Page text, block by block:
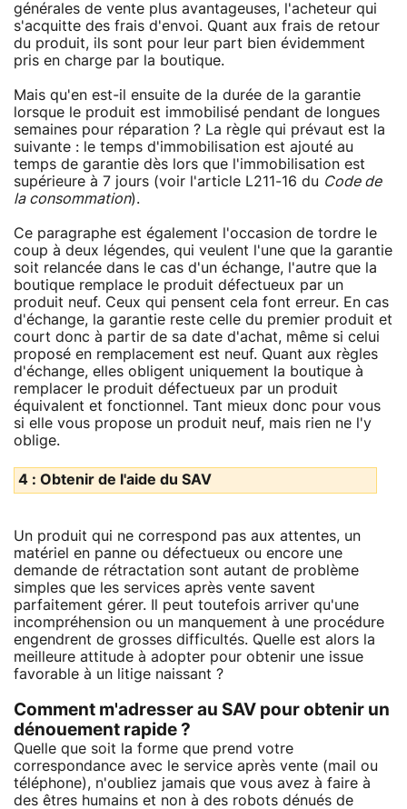
générales de vente plus avantageuses, l'acheteur qui
s'acquitte des frais d'envoi. Quant aux frais de retour
du produit, ils sont pour leur part bien évidemment
pris en charge par la boutique.
Mais qu'en est-il ensuite de la durée de la garantie
lorsque le produit est immobilisé pendant de longues
semaines pour réparation ? La règle qui prévaut est la
suivante : le temps d'immobilisation est ajouté au
temps de garantie dès lors que l'immobilisation est
supérieure à 7 jours (voir l'article L211-16 du Code de
la consommation).
Ce paragraphe est également l'occasion de tordre le
coup à deux légendes, qui veulent l'une que la garantie
soit relancée dans le cas d'un échange, l'autre que la
boutique remplace le produit défectueux par un
produit neuf. Ceux qui pensent cela font erreur. En cas
d'échange, la garantie reste celle du premier produit et
court donc à partir de sa date d'achat, même si celui
proposé en remplacement est neuf. Quant aux règles
d'échange, elles obligent uniquement la boutique à
remplacer le produit défectueux par un produit
équivalent et fonctionnel. Tant mieux donc pour vous
si elle vous propose un produit neuf, mais rien ne l'y
oblige.
4 : Obtenir de l'aide du SAV
Un produit qui ne correspond pas aux attentes, un
matériel en panne ou défectueux ou encore une
demande de rétractation sont autant de problème
simples que les services après vente savent
parfaitement gérer. Il peut toutefois arriver qu'une
incompréhension ou un manquement à une procédure
engendrent de grosses difficultés. Quelle est alors la
meilleure attitude à adopter pour obtenir une issue
favorable à un litige naissant ?
Comment m'adresser au SAV pour obtenir un
dénouement rapide ?
Quelle que soit la forme que prend votre
correspondance avec le service après vente (mail ou
téléphone), n'oubliez jamais que vous avez à faire à
des êtres humains et non à des robots dénués de